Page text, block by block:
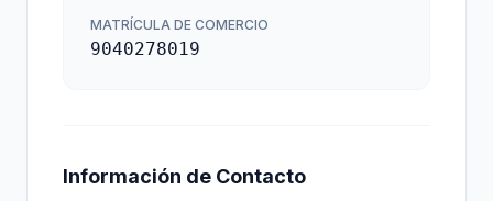
MATRÍCULA DE COMERCIO
9040278019
Información de Contacto